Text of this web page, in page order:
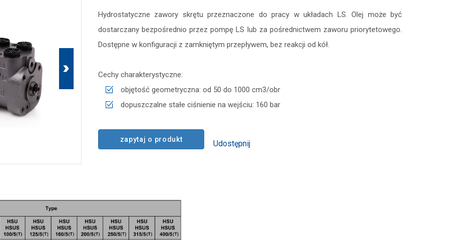
Hydrostatyczne zawory skrętu przeznaczone do pracy w układach LS. Olej może być
dostarczany bezpośrednio przez pompę LS lub za pośrednictwem zaworu priorytetowego.
Dostępne w konfiguracji z zamkniętym przepływem, bez reakcji od kół.
Cechy charakterystyczne:
objętość geometryczna: od 50 do 1000 cm3/obr
dopuszczalne stałe ciśnienie na wejściu: 160 bar
zapytaj o produkt Udostępnij